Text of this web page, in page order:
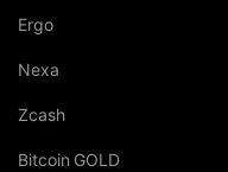
Ergo
Nexa
Zcash
Bitcoin GOLD